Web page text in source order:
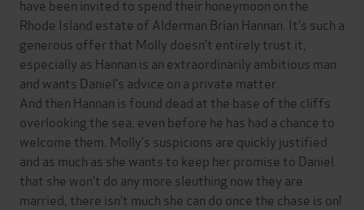
have been invited to spend their honeymoon on the
Rhode Island estate of Alderman Brian Hannan. It’s such a
generous offer that Molly doesn’t entirely trust it,
especially as Hannan is an extraordinarily ambitious man
and wants Daniel’s advice on a private matter.
And then Hannan is found dead at the base of the cliffs
overlooking the sea, even before he has had a chance to
welcome them. Molly’s suspicions are quickly justified
and as much as she wants to keep her promise to Daniel
that she won’t do any more sleuthing now they are
married, there isn’t much she can do once the chase is on!